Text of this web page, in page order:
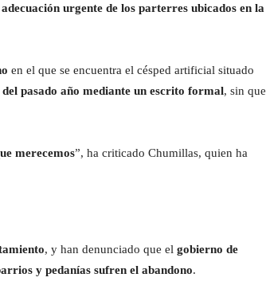
urgente de los parterres ubicados en la
en el que se encuentra el césped artificial situado
pasado año mediante un escrito formal, sin que
merecemos”, ha criticado Chumillas, quien ha
, y han denunciado que el gobierno de
y pedanías sufren el abandono.